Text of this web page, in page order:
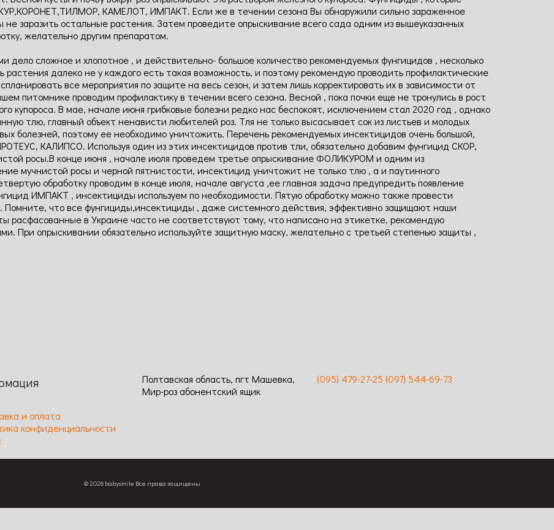
КАМЕЛОТ, ИМПАКТ. Если же в течении сезона Вы обнаружили сильно зараженное
заразить остальные растения. Затем проведите опрыскивание всего сада одним из вышеуказанных
желательно другим препаратом.
дело сложное и хлопотное , и действительно- большое количество рекомендуемых фунгицидов , несколько
далеко не у каждого есть такая возможность, и поэтому рекомендую проводить профилактические
все мероприятия по защите на весь сезон, и затем лишь корректировать их в зависимости от
питомнике проводим профилактику в течении всего сезона. Весной , пока почки еще не тронулись в рост
купороса. В мае, начале июня грибковые болезни редко нас беспокоят, исключением стал 2020 год , однако
тлю, главный объект ненависти любителей роз. Тля не только высасывает сок из листьев и молодых
болезней, поэтому ее необходимо уничтожить. Перечень рекомендуемых инсектицидов очень большой,
КАЛИПСО. Используя один из этих инсектицидов против тли, обязательно добавим фунгицид СКОР,
росы.В конце июня , начале июля проведем третье опрыскивание ФОЛИКУРОМ и одним из
мучнистой росы и черной пятнистости, инсектицид уничтожит не только тлю , а и паутинного
обработку проводим в конце июля, начале августа ,ее главная задача предупредить появление
ИМПАКТ , инсектициды используем по необходимости. Пятую обработку можно также провести
что все фунгициды,инсектициды , даже системного действия, эффективно защищают наши
расфасованные в Украине часто не соответствуют тому, что написано на этикетке, рекомендую
При опрыскивании обязательно используйте защитную маску, желательно с третьей степенью защиты ,
и оплата
конфиденциальности
Полтавская область, пгт Машевка,
Мир-роз абонентский ящик
(095) 479-27-25 (097) 544-69-73
© 2026 babysmile Все права защищены